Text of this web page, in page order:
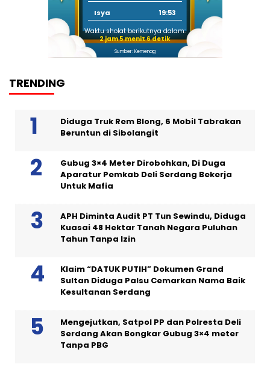
Isya
19:53
Waktu sholat berikutnya dalam:
2 jam 5 menit 5 detik
Sumber: Kemenag
TRENDING
Diduga Truk Rem Blong, 6 Mobil Tabrakan
Beruntun di Sibolangit
Gubug 3×4 Meter Dirobohkan, Di Duga
Aparatur Pemkab Deli Serdang Bekerja
Untuk Mafia
APH Diminta Audit PT Tun Sewindu, Diduga
Kuasai 48 Hektar Tanah Negara Puluhan
Tahun Tanpa Izin
Klaim “DATUK PUTIH” Dokumen Grand
Sultan Diduga Palsu Cemarkan Nama Baik
Kesultanan Serdang
Mengejutkan, Satpol PP dan Polresta Deli
Serdang Akan Bongkar Gubug 3×4 meter
Tanpa PBG